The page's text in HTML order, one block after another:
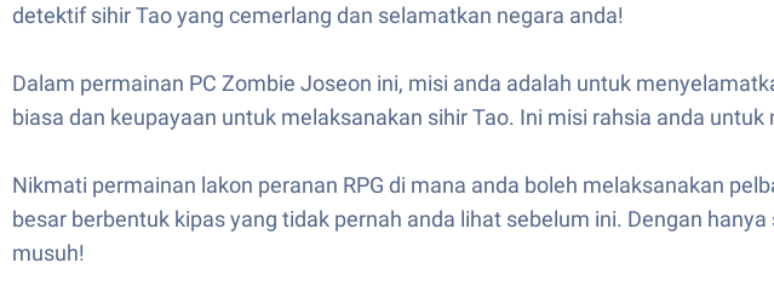
detektif sihir Tao yang cemerlang dan selamatkan negara anda!
Dalam permainan PC Zombie Joseon ini, misi anda adalah untuk
biasa dan keupayaan untuk melaksanakan sihir Tao. Ini misi rahsia anda
Nikmati permainan lakon peranan RPG di mana anda boleh melaksanakan
besar berbentuk kipas yang tidak pernah anda lihat sebelum ini. Dengan
musuh!